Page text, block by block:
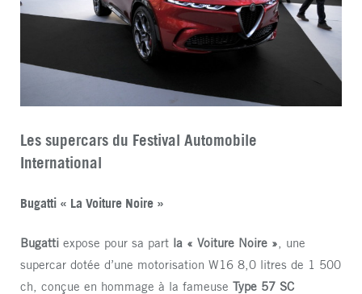
Les supercars du Festival Automobile
International
Bugatti « La Voiture Noire »
Bugatti expose pour sa part la « Voiture Noire » , une
supercar dotée d’une motorisation W16 8,0 litres de 1 500
ch, conçue en hommage à la fameuse Type 57 SC